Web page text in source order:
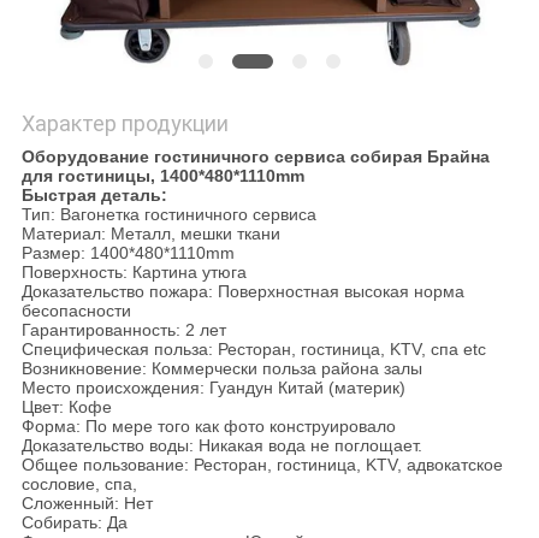
Характер продукции
Оборудование гостиничного сервиса собирая Брайна
для гостиницы, 1400*480*1110mm
Быстрая деталь:
Тип: Вагонетка гостиничного сервиса
Материал: Металл, мешки ткани
Размер: 1400*480*1110mm
Поверхность: Картина утюга
Доказательство пожара: Поверхностная высокая норма
бесопасности
Гарантированность: 2 лет
Специфическая польза: Ресторан, гостиница, KTV, спа etc
Возникновение: Коммерчески польза района залы
Место происхождения: Гуандун Китай (материк)
Цвет: Кофе
Форма: По мере того как фото конструировало
Доказательство воды: Никакая вода не поглощает.
Общее пользование: Ресторан, гостиница, KTV, адвокатское
сословие, спа,
Сложенный: Нет
Собирать: Да